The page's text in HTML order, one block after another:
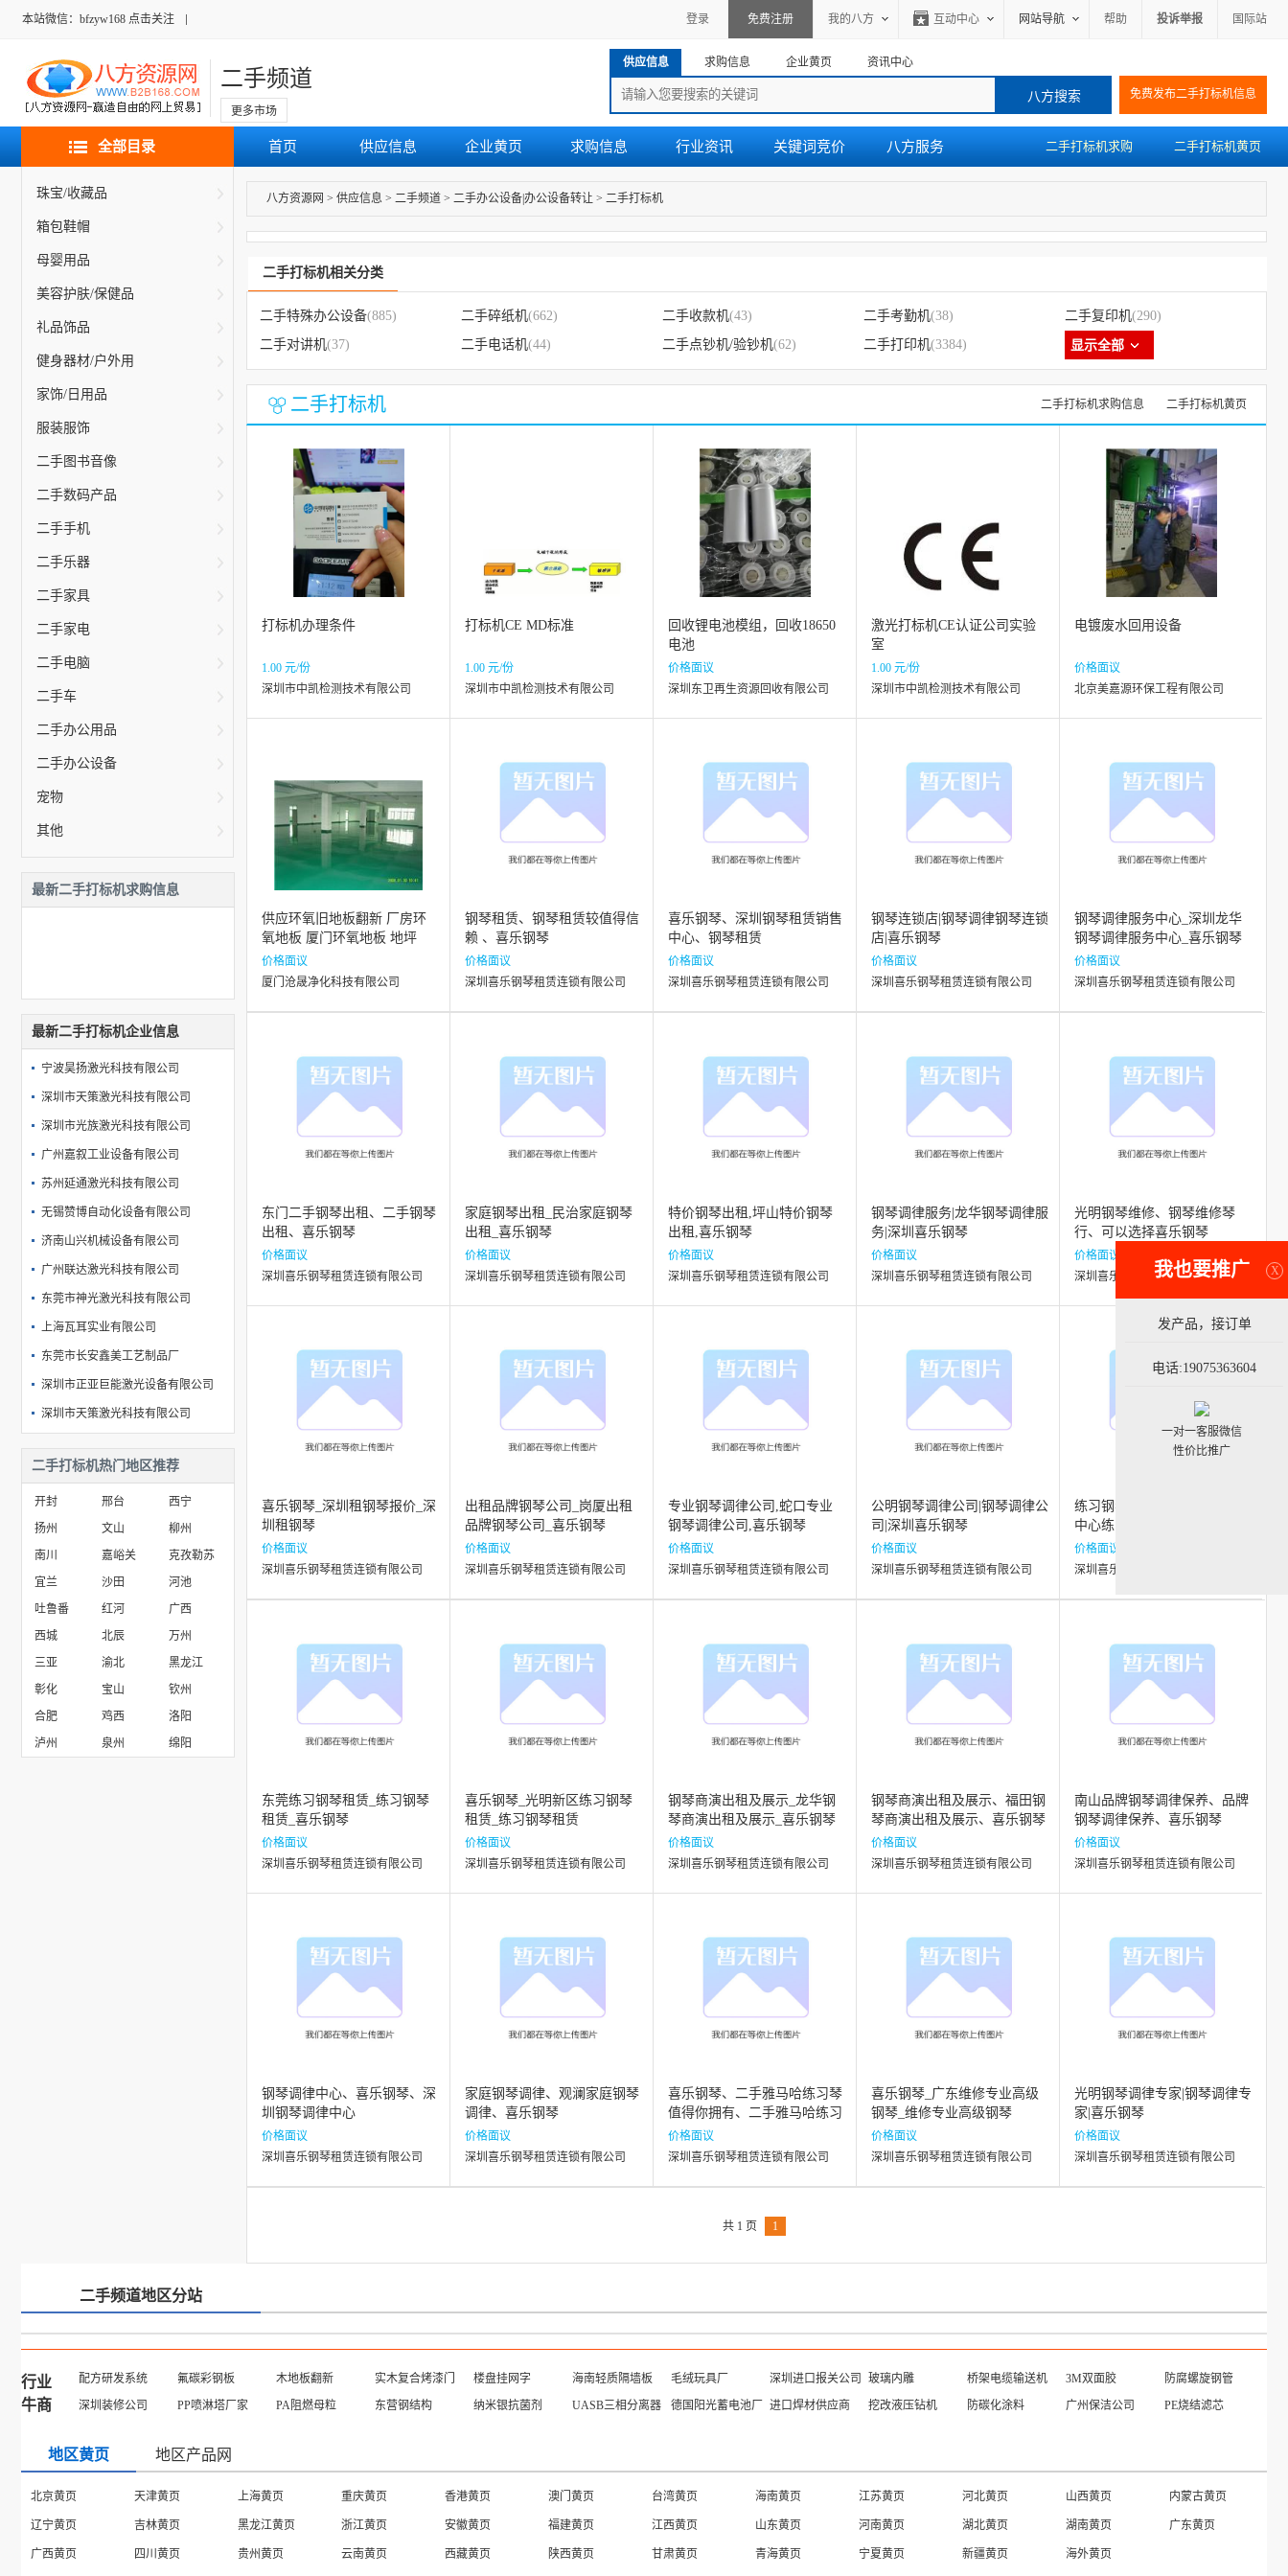
登录 免费注册 我的八方 互动中心 网站导航 帮助 投诉举报 国际站
本站微信：bfzyw168 点击关注
二手频道
更多市场
免费发布二手打标机信息
供应信息 求购信息 企业黄页 资讯中心
全部目录 首页 供应信息 企业黄页 求购信息 行业资讯 关键词竞价 八方服务 二手打标机黄页
二手打标机求购
珠宝/收藏品
箱包鞋帽
母婴用品
美容护肤/保健品
礼品饰品
健身器材/户外用
家饰/日用品
服装服饰
二手图书音像
二手数码产品
二手手机
二手乐器
二手家具
二手家电
二手电脑
二手车
二手办公用品
二手办公设备
宠物
其他
最新二手打标机求购信息
最新二手打标机企业信息
宁波昊扬激光科技有限公司
深圳市天策激光科技有限公司
深圳市光族激光科技有限公司
广州嘉叙工业设备有限公司
苏州延通激光科技有限公司
无锡赞博自动化设备有限公司
济南山兴机械设备有限公司
广州联达激光科技有限公司
东莞市神光激光科技有限公司
上海瓦耳实业有限公司
东莞市长安鑫美工艺制品厂
深圳市正亚巨能激光设备有限公司
深圳市天策激光科技有限公司
二手打标机热门地区推荐
开封 邢台
西宁
扬州
文山
柳州
南川
嘉峪关
克孜勒苏
宜兰
沙田
河池
吐鲁番
红河
广西
西城
北辰
万州
三亚
渝北
黑龙江
彰化
宝山
钦州
合肥
鸡西
洛阳
泸州
泉州 绵阳
八方资源网 > 供应信息 > 二手频道 > 二手办公设备|办公设备转让 > 二手打标机
二手打标机相关分类
二手特殊办公设备(885) 二手碎纸机(662) 二手收款机(43) 二手考勤机(38) 二手复印机(290)
二手对讲机(37) 二手电话机(44) 二手点钞机/验钞机(62) 二手打印机(3384) 显示全部
二手打标机 二手打标机求购信息 二手打标机黄页
打标机办理条件
1.00 元/份
深圳市中凯检测技术有限公司
打标机CE MD标准
1.00 元/份
深圳市中凯检测技术有限公司
回收锂电池模组，回收18650
电池
价格面议
深圳东卫再生资源回收有限公司
激光打标机CE认证公司实验
室
1.00 元/份
深圳市中凯检测技术有限公司
电镀废水回用设备
价格面议
北京美嘉源环保工程有限公司
供应环氧旧地板翻新 厂房环
氧地板 厦门环氧地板 地坪
价格面议
厦门沧晟净化科技有限公司
钢琴租赁、钢琴租赁较值得信
赖 、喜乐钢琴
价格面议
深圳喜乐钢琴租赁连锁有限公司
喜乐钢琴、深圳钢琴租赁销售
中心、钢琴租赁
价格面议
深圳喜乐钢琴租赁连锁有限公司
钢琴连锁店|钢琴调律钢琴连锁
店|喜乐钢琴
价格面议
深圳喜乐钢琴租赁连锁有限公司
钢琴调律服务中心_深圳龙华
钢琴调律服务中心_喜乐钢琴
价格面议
深圳喜乐钢琴租赁连锁有限公司
东门二手钢琴出租、二手钢琴
出租、喜乐钢琴
价格面议
深圳喜乐钢琴租赁连锁有限公司
家庭钢琴出租_民治家庭钢琴
出租_喜乐钢琴
价格面议
深圳喜乐钢琴租赁连锁有限公司
特价钢琴出租,坪山特价钢琴
出租,喜乐钢琴
价格面议
深圳喜乐钢琴租赁连锁有限公司
钢琴调律服务|龙华钢琴调律服
务|深圳喜乐钢琴
价格面议
深圳喜乐钢琴租赁连锁有限公司
光明钢琴维修、钢琴维修琴
行、可以选择喜乐钢琴
价格面议
深圳喜乐钢琴租赁连锁有限公司
喜乐钢琴_深圳租钢琴报价_深
圳租钢琴
价格面议
深圳喜乐钢琴租赁连锁有限公司
出租品牌钢琴公司_岗厦出租
品牌钢琴公司_喜乐钢琴
价格面议
深圳喜乐钢琴租赁连锁有限公司
专业钢琴调律公司,蛇口专业
钢琴调律公司,喜乐钢琴
价格面议
深圳喜乐钢琴租赁连锁有限公司
公明钢琴调律公司|钢琴调律公
司|深圳喜乐钢琴
价格面议
深圳喜乐钢琴租赁连锁有限公司
练习钢琴租赁_喜乐钢琴_宝安
中心练习钢琴租赁
价格面议
深圳喜乐钢琴租赁连锁有限公司
东莞练习钢琴租赁_练习钢琴
租赁_喜乐钢琴
价格面议
深圳喜乐钢琴租赁连锁有限公司
喜乐钢琴_光明新区练习钢琴
租赁_练习钢琴租赁
价格面议
深圳喜乐钢琴租赁连锁有限公司
钢琴商演出租及展示_龙华钢
琴商演出租及展示_喜乐钢琴
价格面议
深圳喜乐钢琴租赁连锁有限公司
钢琴商演出租及展示、福田钢
琴商演出租及展示、喜乐钢琴
价格面议
深圳喜乐钢琴租赁连锁有限公司
南山品牌钢琴调律保养、品牌
钢琴调律保养、喜乐钢琴
价格面议
深圳喜乐钢琴租赁连锁有限公司
钢琴调律中心、喜乐钢琴、深
圳钢琴调律中心
价格面议
深圳喜乐钢琴租赁连锁有限公司
家庭钢琴调律、观澜家庭钢琴
调律、喜乐钢琴
价格面议
深圳喜乐钢琴租赁连锁有限公司
喜乐钢琴、二手雅马哈练习琴
值得你拥有、二手雅马哈练习
琴
价格面议
深圳喜乐钢琴租赁连锁有限公司
喜乐钢琴_广东维修专业高级
钢琴_维修专业高级钢琴
价格面议
深圳喜乐钢琴租赁连锁有限公司
光明钢琴调律专家|钢琴调律专
家|喜乐钢琴
价格面议
深圳喜乐钢琴租赁连锁有限公司
共 1 页 1
二手频道地区分站
行业
牛商
配方研发系统 氟碳彩钢板 木地板翻新 实木复合烤漆门 楼盘挂网字 海南轻质隔墙板 毛绒玩具厂 深圳进口报关公司 玻璃内雕 桥架电缆输送机 3M双面胶
防腐螺旋钢管
深圳装修公司
PP喷淋塔厂家 PA阻燃母粒 东营钢结构 纳米银抗菌剂 UASB三相分离器 德国阳光蓄电池厂 进口焊材供应商 挖改液压钻机 防碳化涂料 广州保洁公司 PE烧结滤芯
地区黄页 地区产品网
北京黄页 天津黄页 上海黄页 重庆黄页 香港黄页 澳门黄页 台湾黄页 海南黄页 江苏黄页 河北黄页 山西黄页 内蒙古黄页
辽宁黄页 吉林黄页 黑龙江黄页 浙江黄页 安徽黄页 福建黄页 江西黄页 山东黄页 河南黄页 湖北黄页 湖南黄页 广东黄页
广西黄页 四川黄页 贵州黄页 云南黄页 西藏黄页 陕西黄页 甘肃黄页 青海黄页 宁夏黄页 新疆黄页 海外黄页
X
我也要推广
发产品，接订单
电话:19075363604
一对一客服微信
性价比推广